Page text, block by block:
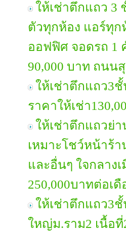
ให้เช่าตึกแถว 3
ตัวทุกห้อง แอร์ทุก
ออฟฟิศ จอดรถ 1
90,000 บาท ถนน
ให้เช่าตึกแถว3
ราคาให้เช่า
ให้เช่าตึกแถวย่
เหมาะโชว์หน้าร้
และอื่นๆ ใจกลาง
250,000บาทต่อเ
ให้เช่าตึกแถว3
ใหญ่ม.ราม2 เนื้อที่